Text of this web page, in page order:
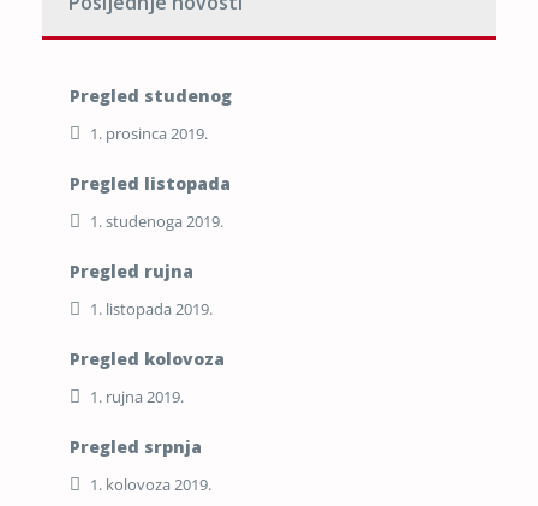
Pregled studenog
1. prosinca 2019.
Pregled listopada
1. studenoga 2019.
Pregled rujna
1. listopada 2019.
Pregled kolovoza
1. rujna 2019.
Pregled srpnja
1. kolovoza 2019.